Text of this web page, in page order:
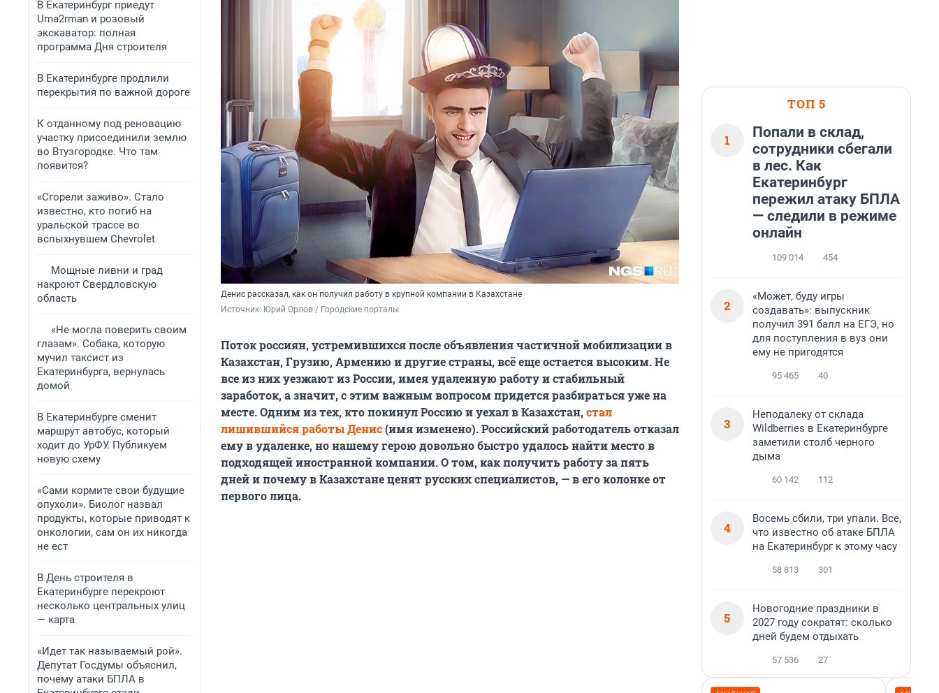
В Екатеринбург приедут
Uma2rman и розовый
экскаватор: полная
программа Дня строителя
В Екатеринбурге продлили
перекрытия по важной дороге
К отданному под реновацию
участку присоединили землю
во Втузгородке. Что там
появится?
«Сгорели заживо». Стало
известно, кто погиб на
уральской трассе во
вспыхнувшем Chevrolet
Мощные ливни и град
накроют Свердловскую
область
«Не могла поверить своим
глазам». Собака, которую
мучил таксист из
Екатеринбурга, вернулась
домой
В Екатеринбурге сменит
маршрут автобус, который
ходит до УрФУ. Публикуем
новую схему
«Сами кормите свои будущие
опухоли». Биолог назвал
продукты, которые приводят к
онкологии, сам он их никогда
не ест
В День строителя в
Екатеринбурге перекроют
несколько центральных улиц
— карта
«Идет так называемый рой».
Депутат Госдумы объяснил,
почему атаки БПЛА в
Денис рассказал, как он получил работу в крупной компании в Казахстане
Источник: Юрий Орлов / Городские порталы
Поток россиян, устремившихся после объявления частичной мобилизации в
Казахстан, Грузию, Армению и другие страны, всё еще остается высоким. Не
все из них уезжают из России, имея удаленную работу и стабильный
заработок, а значит, с этим важным вопросом придется разбираться уже на
месте. Одним из тех, кто покинул Россию и уехал в Казахстан,стал
лишившийся работы Денис(имя изменено). Российский работодатель отказал
ему в удаленке, но нашему герою довольно быстро удалось найти место в
подходящей иностранной компании. О том, как получить работу за пять
дней и почему в Казахстане ценят русских специалистов, — в его колонке от
первого лица.
ТОП 5
1
Попали в склад,
сотрудники сбегали
в лес. Как
Екатеринбург
пережил атаку БПЛА
— следили в режиме
онлайн
109 014 454
2
«Может, буду игры
создавать»: выпускник
получил 391 балл на ЕГЭ, но
для поступления в вуз они
ему не пригодятся
95 465 40
3
Неподалеку от склада
Wildberries в Екатеринбурге
заметили столб черного
дыма
60 142 112
4
Восемь сбили, три упали. Все,
что известно об атаке БПЛА
на Екатеринбург к этому часу
58 813 301
5
Новогодние праздники в
2027 году сократят: сколько
дней будем отдыхать
57 536 27